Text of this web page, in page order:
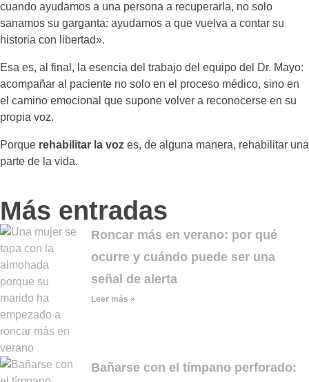
cuando ayudamos a una persona a recuperarla, no solo
sanamos su garganta: ayudamos a que vuelva a contar su
historia con libertad».
Esa es, al final, la esencia del trabajo del equipo del Dr. Mayo:
acompañar al paciente no solo en el proceso médico, sino en
el camino emocional que supone volver a reconocerse en su
propia voz.
Porque rehabilitar la voz es, de alguna manera, rehabilitar una
parte de la vida.
Más entradas
Roncar más en verano: por qué
ocurre y cuándo puede ser una
señal de alerta
Leer más »
Bañarse con el tímpano perforado: